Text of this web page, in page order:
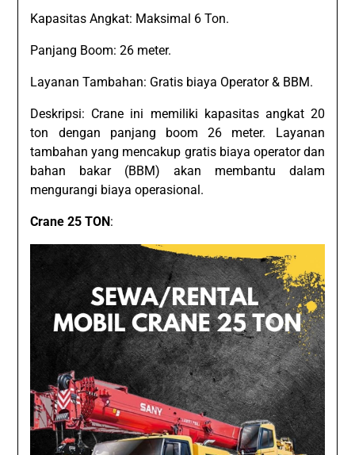
Kapasitas Angkat: Maksimal 6 Ton.
Panjang Boom: 26 meter.
Layanan Tambahan: Gratis biaya Operator & BBM.
Deskripsi: Crane ini memiliki kapasitas angkat 20
ton dengan panjang boom 26 meter. Layanan
tambahan yang mencakup gratis biaya operator dan
bahan bakar (BBM) akan membantu dalam
mengurangi biaya operasional.
Crane 25 TON: